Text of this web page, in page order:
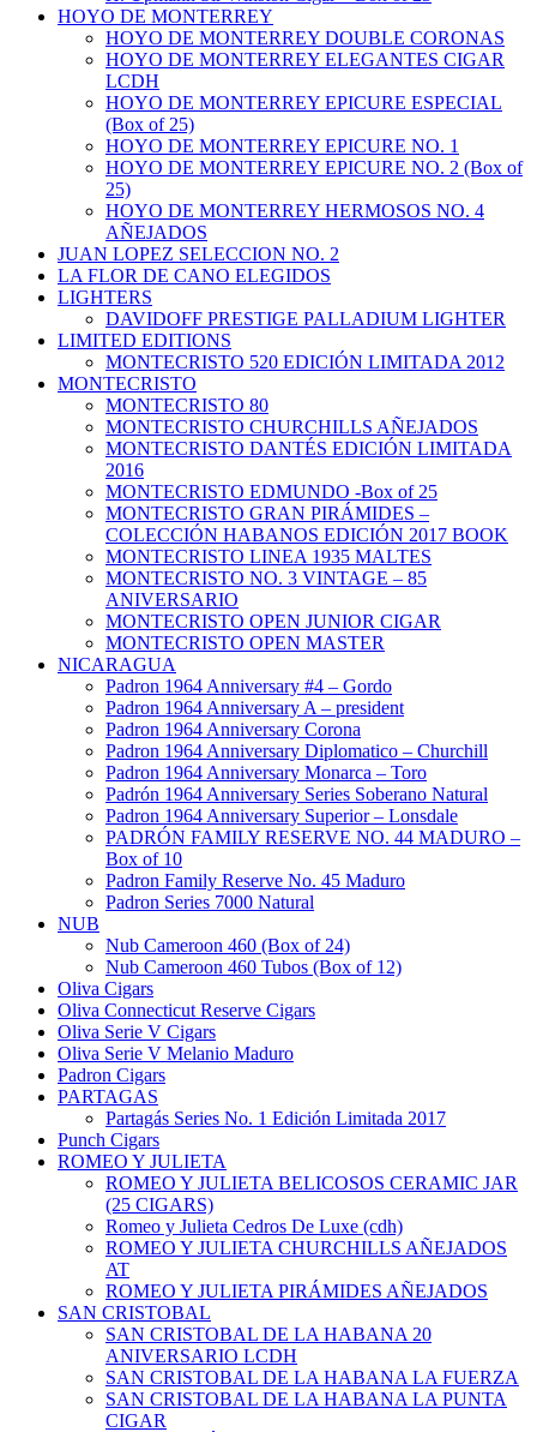
HOYO DE MONTERREY
HOYO DE MONTERREY DOUBLE CORONAS
HOYO DE MONTERREY ELEGANTES CIGAR
LCDH
HOYO DE MONTERREY EPICURE ESPECIAL
(Box of 25)
HOYO DE MONTERREY EPICURE NO. 1
HOYO DE MONTERREY EPICURE NO. 2 (Box of
25)
HOYO DE MONTERREY HERMOSOS NO. 4
AÑEJADOS
JUAN LOPEZ SELECCION NO. 2
LA FLOR DE CANO ELEGIDOS
LIGHTERS
DAVIDOFF PRESTIGE PALLADIUM LIGHTER
LIMITED EDITIONS
MONTECRISTO 520 EDICIÓN LIMITADA 2012
MONTECRISTO
MONTECRISTO 80
MONTECRISTO CHURCHILLS AÑEJADOS
MONTECRISTO DANTÉS EDICIÓN LIMITADA
2016
MONTECRISTO EDMUNDO -Box of 25
MONTECRISTO GRAN PIRÁMIDES –
COLECCIÓN HABANOS EDICIÓN 2017 BOOK
MONTECRISTO LINEA 1935 MALTES
MONTECRISTO NO. 3 VINTAGE – 85
ANIVERSARIO
MONTECRISTO OPEN JUNIOR CIGAR
MONTECRISTO OPEN MASTER
NICARAGUA
Padron 1964 Anniversary #4 – Gordo
Padron 1964 Anniversary A – president
Padron 1964 Anniversary Corona
Padron 1964 Anniversary Diplomatico – Churchill
Padron 1964 Anniversary Monarca – Toro
Padrón 1964 Anniversary Series Soberano Natural
Padron 1964 Anniversary Superior – Lonsdale
PADRÓN FAMILY RESERVE NO. 44 MADURO –
Box of 10
Padron Family Reserve No. 45 Maduro
Padron Series 7000 Natural
NUB
Nub Cameroon 460 (Box of 24)
Nub Cameroon 460 Tubos (Box of 12)
Oliva Cigars
Oliva Connecticut Reserve Cigars
Oliva Serie V Cigars
Oliva Serie V Melanio Maduro
Padron Cigars
PARTAGAS
Partagás Series No. 1 Edición Limitada 2017
Punch Cigars
ROMEO Y JULIETA
ROMEO Y JULIETA BELICOSOS CERAMIC JAR
(25 CIGARS)
Romeo y Julieta Cedros De Luxe (cdh)
ROMEO Y JULIETA CHURCHILLS AÑEJADOS
AT
ROMEO Y JULIETA PIRÁMIDES AÑEJADOS
SAN CRISTOBAL
SAN CRISTOBAL DE LA HABANA 20
ANIVERSARIO LCDH
SAN CRISTOBAL DE LA HABANA LA FUERZA
SAN CRISTOBAL DE LA HABANA LA PUNTA
CIGAR